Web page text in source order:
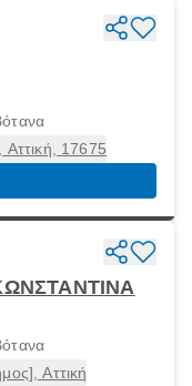
Αττική, 17675
Αττική